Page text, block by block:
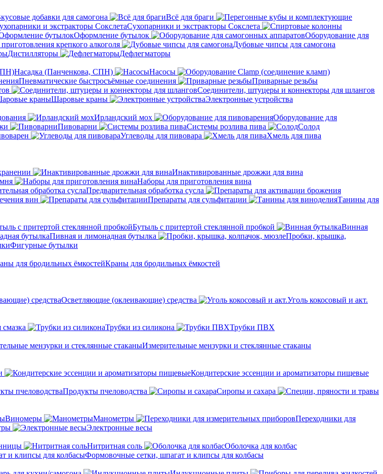
добавки для самогона
Всё для браги
Сухопарники и экстракторы Сокслета
Оформление бутылок
Оборудование для
крепкого алкоголя
Дубовые чипсы для самогона
Дистилляторы
Дефлегматоры
Насадка (Панченкова, СПН)
Насосы
Пневматические быстросъёмные соединения
Приварные резьбы
Соединители, штуцеры и коннекторы для шлангов
Шаровые краны
Электронные устройства
Ирландский мох
Оборудование для
Пивоварни Системы розлива пива
Солод
Углеводы для пивовара
Хмель для пива
Инактивированные дрожжи для вина
Наборы для приготовления вина
Предварительная обработка сусла
вин Препараты для сульфитации
Танины для
Бутыль с притертой стеклянной пробкой
Винная
Пивная и лимонадная бутылка
Пробки, крышка,
Фигурные бутылки
Краны для бродильных ёмкостей
Осветляющие (оклеивающие) средства
Уголь кокосовый и акт.
Трубки из силикона
Трубки ПВХ
Измерительные мензурки и стеклянные стаканы
Кондитерские эссенции и ароматизаторы пищевые
Продукты пчеловодства
Сиропы и сахара
Виномеры Манометры
Переходники для
Электронные весы
Нитритная соль
Оболочка для колбас
Формовочные сетки, шпагат и клипсы для колбасы